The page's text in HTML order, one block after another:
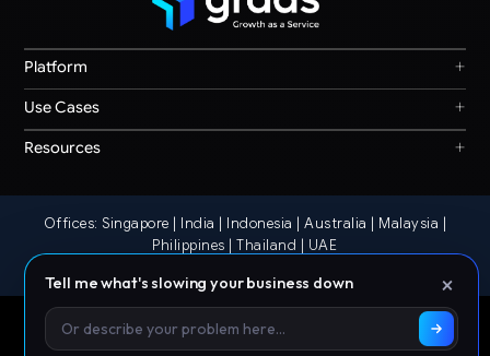
+
Platform
Graas Agent Foundry +
Use Cases
Search & Discovery
Storefront Ops
+
Resources
Our Story
Offices: Singapore | India | Indonesia | Australia | Malaysia |
Philippines | Thailand | UAE
×
Tell me what's slowing your business down